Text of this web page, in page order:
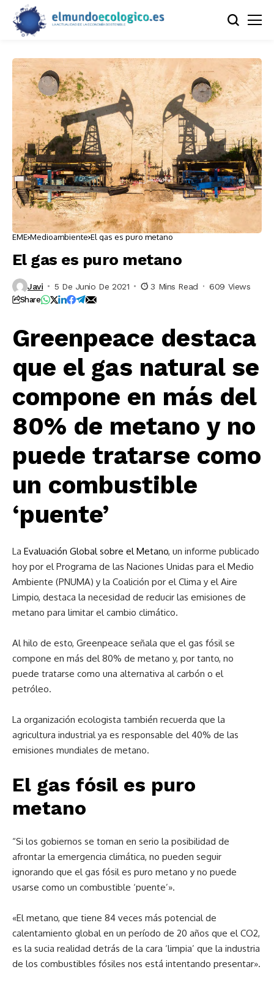
EME Medioambiente El gas es puro metano
El gas es puro metano
Javi 5 De Junio De 2021 3 Mins Read 609 Views
Share
Greenpeace destaca
que el gas natural se
compone en más del
80% de metano y no
puede tratarse como
un combustible
‘puente’
La Evaluación Global sobre el Metano, un informe publicado
hoy por el Programa de las Naciones Unidas para el Medio
Ambiente (PNUMA) y la Coalición por el Clima y el Aire
Limpio, destaca la necesidad de reducir las emisiones de
metano para limitar el cambio climático.
Al hilo de esto, Greenpeace señala que el gas fósil se
compone en más del 80% de metano y, por tanto, no
puede tratarse como una alternativa al carbón o el
petróleo.
La organización ecologista también recuerda que la
agricultura industrial ya es responsable del 40% de las
emisiones mundiales de metano.
El gas fósil es puro
metano
“Si los gobiernos se toman en serio la posibilidad de
afrontar la emergencia climática, no pueden seguir
ignorando que el gas fósil es puro metano y no puede
usarse como un combustible ‘puente’».
«El metano, que tiene 84 veces más potencial de
calentamiento global en un período de 20 años que el CO2,
es la sucia realidad detrás de la cara ‘limpia’ que la industria
de los combustibles fósiles nos está intentando presentar».